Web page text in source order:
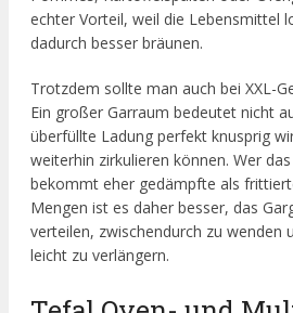
echter Vorteil, weil die Lebensmittel
dadurch besser bräunen.
Trotzdem sollte man auch bei XXL-
Ein großer Garraum bedeutet nicht
überfüllte Ladung perfekt knusprig
weiterhin zirkulieren können. Wer
bekommt eher gedämpfte als
Mengen ist es daher besser, das
verteilen, zwischendurch zu wenden
leicht zu verlängern.